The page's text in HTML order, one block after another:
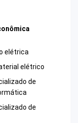
elétrica
elétrico
de
de